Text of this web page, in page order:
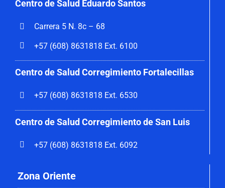
Centro de Salud Eduardo Santos
Carrera 5 N. 8c – 68
+57 (608) 8631818 Ext. 6100
Centro de Salud Corregimiento Fortalecillas
+57 (608) 8631818 Ext. 6530
Centro de Salud Corregimiento de San Luis
+57 (608) 8631818 Ext. 6092
Zona Oriente